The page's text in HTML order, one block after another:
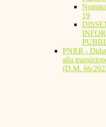
19
PNRR -
alla
(D.M. 66/